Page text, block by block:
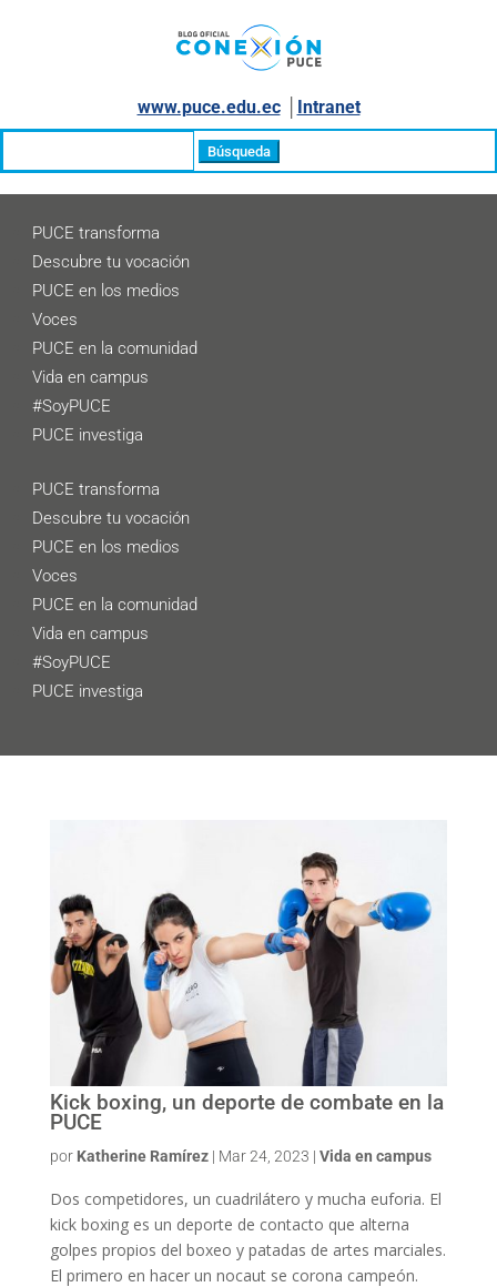
www.puce.edu.ec│ Intranet
PUCE transforma
Descubre tu vocación
PUCE en los medios
Voces
PUCE en la comunidad
Vida en campus
#SoyPUCE
PUCE investiga
PUCE transforma
Descubre tu vocación
PUCE en los medios
Voces
PUCE en la comunidad
Vida en campus
#SoyPUCE
PUCE investiga
Kick boxing, un deporte de combate en la
PUCE
por Katherine Ramírez| Mar 24, 2023 | Vida en campus
Dos competidores, un cuadrilátero y mucha euforia. El
kick boxing es un deporte de contacto que alterna
golpes propios del boxeo y patadas de artes marciales.
El primero en hacer un nocaut se corona campeón.